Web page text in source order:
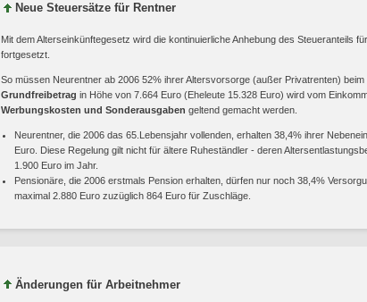
Neue Steuersätze für Rentner
Mit dem Alterseinkünftegesetz wird die kontinuierliche Anhebung des Steueranteils
fortgesetzt.
So müssen Neurentner ab 2006 52% ihrer Altersvorsorge (außer Privatrenten)
Grundfreibetrag in Höhe von 7.664 Euro (Eheleute 15.328 Euro) wird vom
Werbungskosten und Sonderausgaben geltend gemacht werden.
Neurentner, die 2006 das 65.Lebensjahr vollenden, erhalten 38,4% ihrer
Euro. Diese Regelung gilt nicht für ältere Ruheständler - deren
1.900 Euro im Jahr.
Pensionäre, die 2006 erstmals Pension erhalten, dürfen nur noch 38,4%
maximal 2.880 Euro zuzüglich 864 Euro für Zuschläge.
Änderungen für Arbeitnehmer